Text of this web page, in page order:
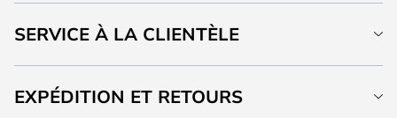
SERVICE À LA CLIENTÈLE
EXPÉDITION ET RETOURS